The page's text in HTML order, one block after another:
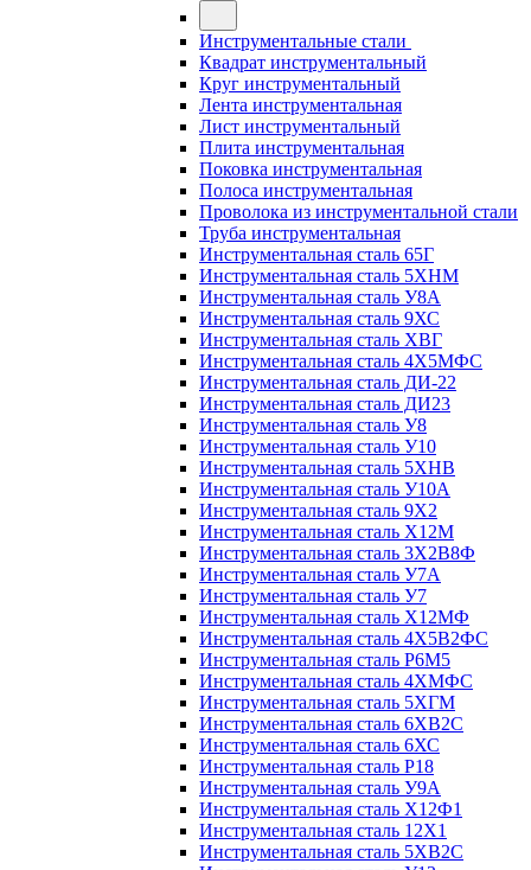
Инструментальные стали
Квадрат инструментальный
Круг инструментальный
Лента инструментальная
Лист инструментальный
Плита инструментальная
Поковка инструментальная
Полоса инструментальная
Проволока из инструментальной стали
Труба инструментальная
Инструментальная сталь 65Г
Инструментальная сталь 5ХНМ
Инструментальная сталь У8А
Инструментальная сталь 9ХС
Инструментальная сталь ХВГ
Инструментальная сталь 4Х5МФС
Инструментальная сталь ДИ-22
Инструментальная сталь ДИ23
Инструментальная сталь У8
Инструментальная сталь У10
Инструментальная сталь 5ХНВ
Инструментальная сталь У10А
Инструментальная сталь 9Х2
Инструментальная сталь Х12М
Инструментальная сталь 3Х2В8Ф
Инструментальная сталь У7А
Инструментальная сталь У7
Инструментальная сталь Х12МФ
Инструментальная сталь 4Х5В2ФС
Инструментальная сталь Р6М5
Инструментальная сталь 4ХМФС
Инструментальная сталь 5ХГМ
Инструментальная сталь 6ХВ2С
Инструментальная сталь 6ХС
Инструментальная сталь Р18
Инструментальная сталь У9А
Инструментальная сталь Х12Ф1
Инструментальная сталь 12Х1
Инструментальная сталь 5ХВ2С